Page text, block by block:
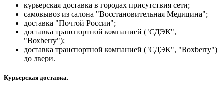
курьерская доставка в городах присутствия сети;
самовывоз из салона "Восстановительная Медицина";
доставка "Почтой России";
доставка транспортной компанией ("СДЭК",
"Boxberry");
доставка транспортной компанией ("СДЭК", "Boxberry")
до двери.
Курьерская доставка.